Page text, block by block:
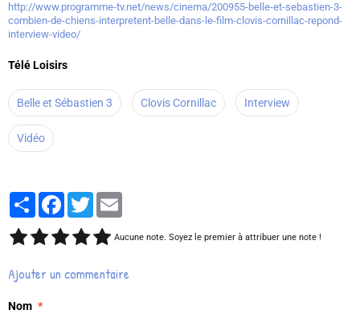
http://www.programme-tv.net/news/cinema/200955-belle-et-sebastien-3-
combien-de-chiens-interpretent-belle-dans-le-film-clovis-cornillac-repond-
interview-video/
Télé Loisirs
Belle et Sébastien 3 Clovis Cornillac Interview
Vidéo
PartagerFacebook
Twitter
Aucune note. Soyez le premier à attribuer une note !
Ajouter un commentaire
Nom